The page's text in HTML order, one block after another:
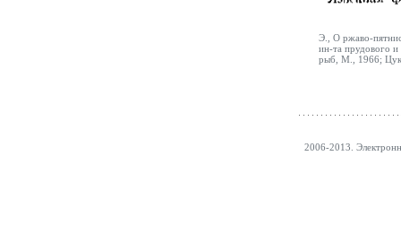
Э., О ржаво-
ин-та прудового
рыб, М., 1966;
2006-2013.